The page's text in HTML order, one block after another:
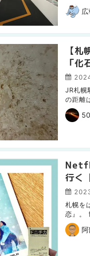
ュー
【
「
JR札幌
の距離
が楽し
行く
札幌を
恋』。
もちろ
阿